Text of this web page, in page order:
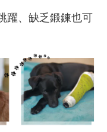
躍、缺乏鍛鍊也可